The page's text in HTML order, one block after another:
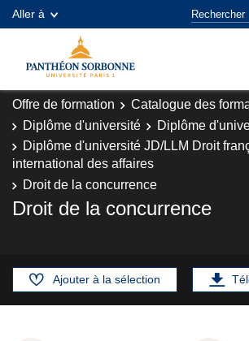
Aller à
Offre de formation
Catalogue des
Diplôme d'université
Diplôme
Diplôme d'université JD/LLM Droit
international des affaires
Droit de la concurrence
Droit de la concurrence
Ajouter à la sélection